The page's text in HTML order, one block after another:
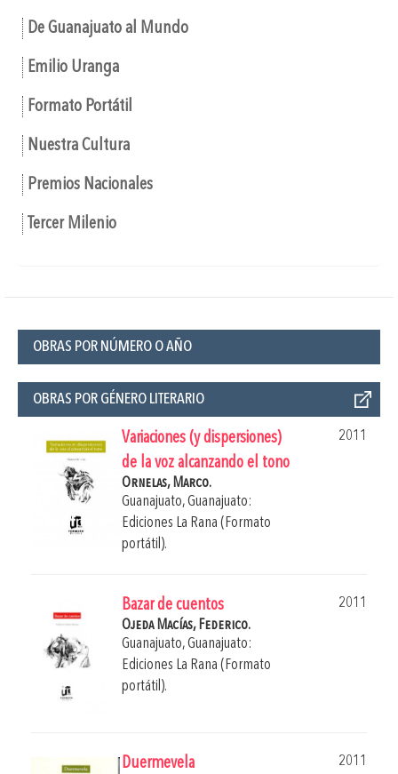
De Guanajuato al Mundo
Emilio Uranga
Formato Portátil
Nuestra Cultura
Premios Nacionales
Tercer Milenio
OBRAS POR NÚMERO O AÑO
OBRAS POR GÉNERO LITERARIO
Variaciones (y dispersiones)
de la voz alcanzando el tono
2011
Ornelas, Marco.
Guanajuato, Guanajuato:
Ediciones La Rana (Formato
portátil).
Bazar de cuentos
2011
Ojeda Macías, Federico.
Guanajuato, Guanajuato:
Ediciones La Rana (Formato
portátil).
Duermevela
2011